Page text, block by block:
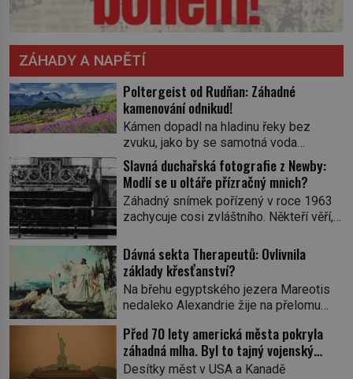
ZÁHADY A NAPĚTÍ
Poltergeist od Rudňan: Záhadné
kamenování odnikud!
Kámen dopadl na hladinu řeky bez
zvuku, jako by se samotná voda
rozhodla mlčet. Mladší z chlapců
bolestně strhl ruku, ale další úder ho
zasáhl dříve, než si vůbec uvědomil
pohyb: tiše, nelidsky přesně. „Odkud…?“
zachrčel starší student, ale v houštině
mohl cokoliv házet. A když se […]
Slavná duchařská fotografie z Newby:
Modlí se u oltáře přízračný mnich?
Záhadný snímek pořízený v roce 1963
zachycuje cosi zvláštního. Někteří věří,
oltáře je duch mnicha ze 16. století s
bílým závojem přes obličej, který
pravděpodobně zakrývá lepru nebo jiné
znetvoření. Jiní jsou skeptičtí a považují
vše za podvod. Jak vlastně vznikla
jedna z nejslavnějších duchařských
fotek? Moderní vyšetřovatelé
paranormálních […]
Dávná sekta Therapeutů: Ovlivnila
základy křesťanství?
Na břehu egyptského jezera Mareotis
nedaleko Alexandrie žije na přelomu
žen. Každý obývá vlastní celu, kde se
věnuje modlitbě, meditaci a studiu textů,
a někdy dlouhé dny nic nepozře. Pro
Před 70 lety americká města pokryla
záhadná mlha. Byl to tajný vojenský
experiment!
Desítky měst v USA a Kanadě